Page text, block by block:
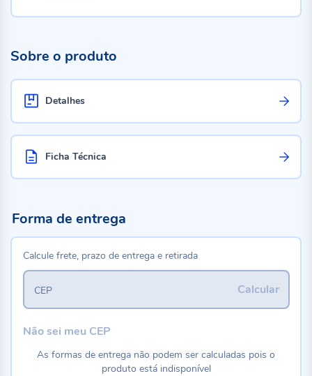
Sobre o produto
Detalhes
Ficha Técnica
Forma de entrega
Calcule frete, prazo de entrega e retirada
Calcular
CEP
Não sei meu CEP
As formas de entrega não podem ser calculadas pois o
produto está indisponível